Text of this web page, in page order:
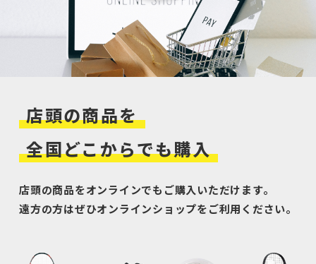
店頭の商品を
全国どこからでも購入
店頭の商品をオンラインでもご購入いただけます。
遠方の方はぜひオンラインショップをご利用ください。